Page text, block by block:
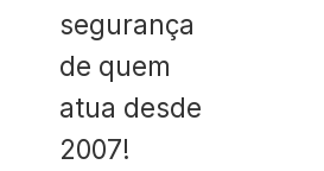
segurança
de quem
atua desde
2007!